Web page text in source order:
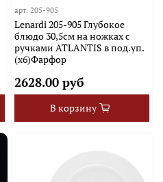
арт. 205-905
Lenardi 205-905 Глубокое
блюдо 30,5см на ножках с
ручками ATLANTIS в под.уп.
(х6)Фарфор
2628.00 руб
В корзину